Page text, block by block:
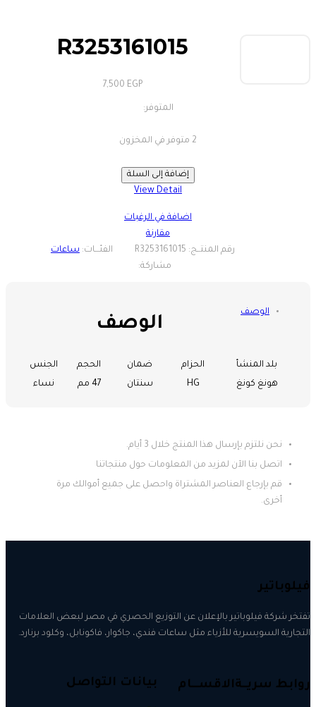
R3253161015
7,500 EGP
إضافة إلى السلة
View Detail
اضافة في الرغبات
مقارنة
ساعات
الوصف
الوصف
بلد المنشأ الحزام ضمان الحجم
الجنس
هونغ كونغ
HG سنتان 47 مم نساء
نحن نلتزم بإرسال هذا المنتج خلال 3 أيام.
اتصل بنا الآن لمزيد من المعلومات حول منتجاتنا
قم بإرجاع العناصر المشتراة واحصل على جميع أموالك مرة
أخرى.
فيلوباتير
تفتخر شركة فيلوباتير بالإعلان عن التوزيع الحصري في مصر لبعض العلامات
التجارية السويسرية للأزياء مثل ساعات فندي، جاكوار، فاكونابل، وكلود برنارد.
روابط سريــةالاقســـام بيانات التواصل